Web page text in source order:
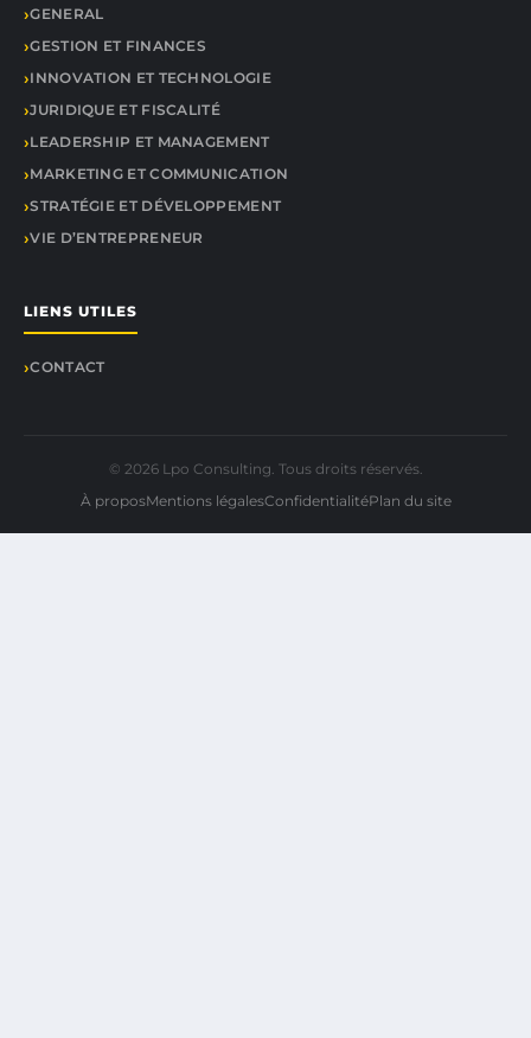
GENERAL
GESTION ET FINANCES
INNOVATION ET TECHNOLOGIE
JURIDIQUE ET FISCALITÉ
LEADERSHIP ET MANAGEMENT
MARKETING ET COMMUNICATION
STRATÉGIE ET DÉVELOPPEMENT
VIE D’ENTREPRENEUR
LIENS UTILES
CONTACT
© 2026 Lpo Consulting. Tous droits réservés.
À proposMentions légalesConfidentialitéPlan du site